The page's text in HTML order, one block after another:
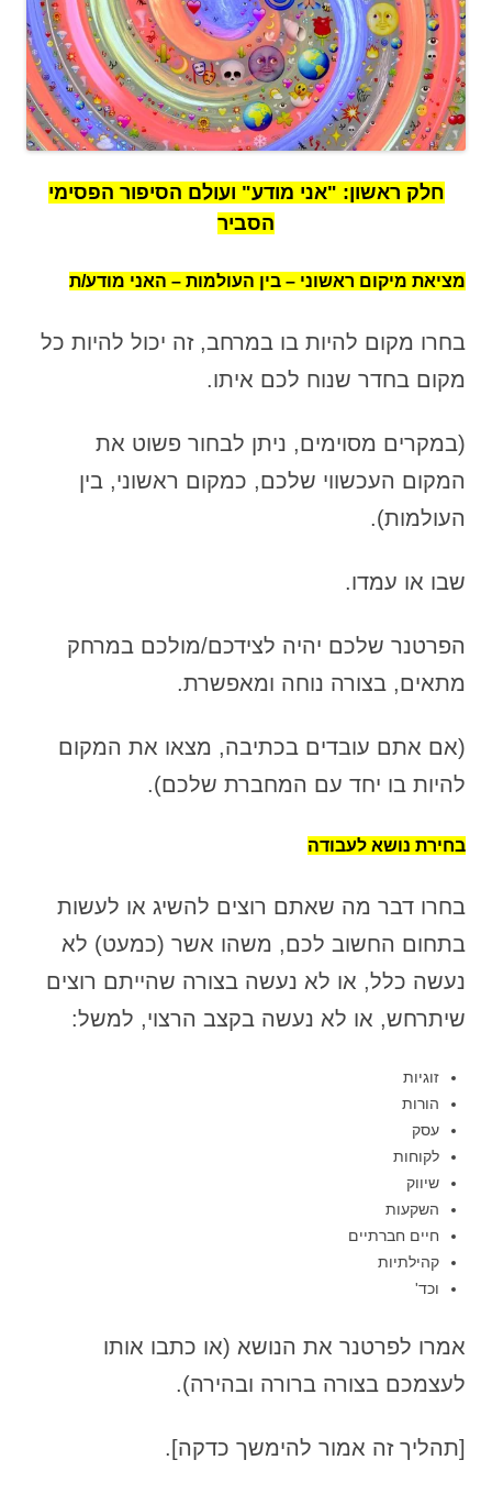
חלק ראשון: "אני מודע" ועולם הסיפור הפסימי
הסביר
מציאת מיקום ראשוני – בין העולמות – האני מודע/ת
בחרו מקום להיות בו במרחב, זה יכול להיות כל
מקום בחדר שנוח לכם איתו.
(במקרים מסוימים, ניתן לבחור פשוט את
המקום העכשווי שלכם, כמקום ראשוני, בין
העולמות).
שבו או עמדו.
הפרטנר שלכם יהיה לצידכם/מולכם במרחק
מתאים, בצורה נוחה ומאפשרת.
(אם אתם עובדים בכתיבה, מצאו את המקום
להיות בו יחד עם המחברת שלכם).
בחירת נושא לעבודה
בחרו דבר מה שאתם רוצים להשיג או לעשות
בתחום החשוב לכם, משהו אשר (כמעט) לא
נעשה כלל, או לא נעשה בצורה שהייתם רוצים
שיתרחש, או לא נעשה בקצב הרצוי, למשל:
זוגיות
הורות
עסק
לקוחות
שיווק
השקעות
חיים חברתיים
קהילתיות
וכד'
אמרו לפרטנר את הנושא (או כתבו אותו
לעצמכם בצורה ברורה ובהירה).
[תהליך זה אמור להימשך כדקה].